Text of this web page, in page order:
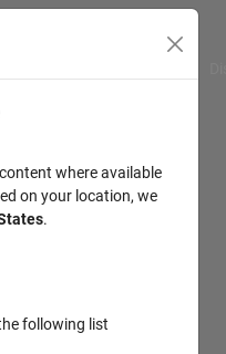
where available
on your location, we
.
following list